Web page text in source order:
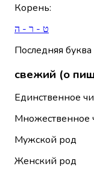
Корень:
ט - ר - ה
Последняя
свежий (о
Единственное
Множественное
Мужской род
Женский род